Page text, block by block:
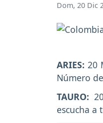
Dom, 20 Dic
ARIES: 20
Número
TAURO:
escucha a